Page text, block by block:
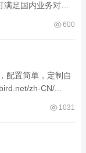
满足国内业务对
600
配置简单，定制自
zh-CN/...
1031